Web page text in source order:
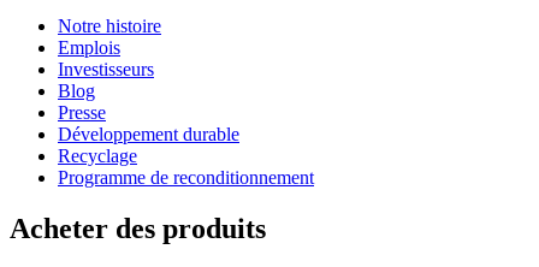
Notre histoire
Emplois
Investisseurs
Blog
Presse
Développement durable
Recyclage
Programme de reconditionnement
Acheter des produits